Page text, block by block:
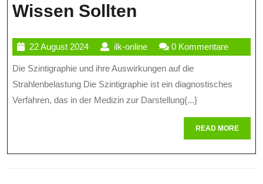
Wissen Sollten
Und
Ihre
Auswirkungen
22 August 202422
August
2024
ilk-onlineilk-
online
0 Kommentare
Die Szintigraphie und ihre Auswirkungen auf die
Strahlenbelastung Die Szintigraphie ist ein diagnostisches
Verfahren, das in der Medizin zur Darstellung{...}
READ MOREREAD
MORE